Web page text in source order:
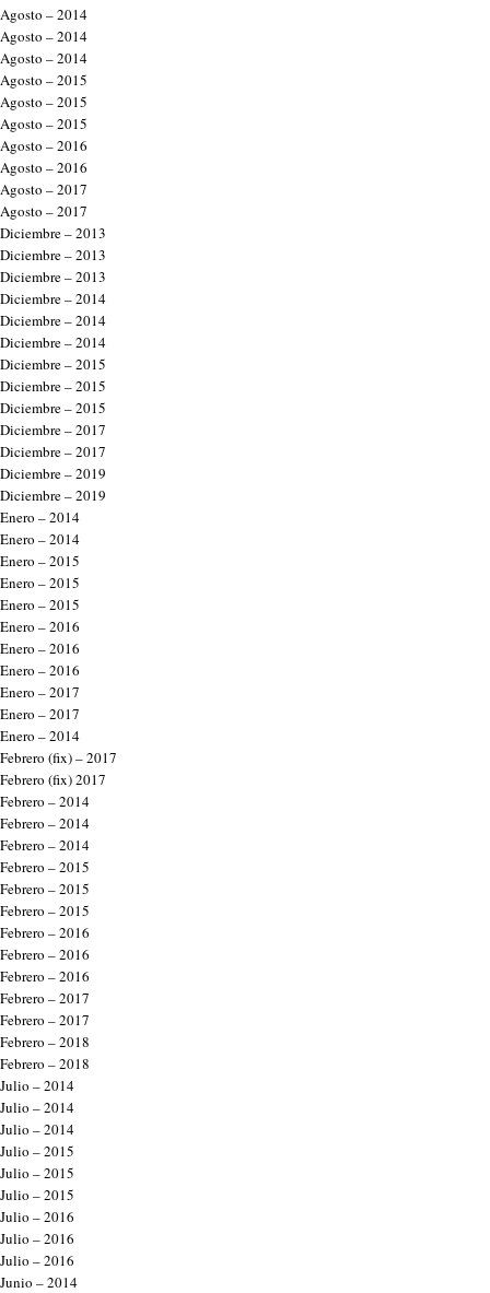
Agosto – 2014
Agosto – 2014
Agosto – 2014
Agosto – 2015
Agosto – 2015
Agosto – 2015
Agosto – 2016
Agosto – 2016
Agosto – 2017
Agosto – 2017
Diciembre – 2013
Diciembre – 2013
Diciembre – 2013
Diciembre – 2014
Diciembre – 2014
Diciembre – 2014
Diciembre – 2015
Diciembre – 2015
Diciembre – 2015
Diciembre – 2017
Diciembre – 2017
Diciembre – 2019
Diciembre – 2019
Enero – 2014
Enero – 2014
Enero – 2015
Enero – 2015
Enero – 2015
Enero – 2016
Enero – 2016
Enero – 2016
Enero – 2017
Enero – 2017
Enero – 2014
Febrero (fix) – 2017
Febrero (fix) 2017
Febrero – 2014
Febrero – 2014
Febrero – 2014
Febrero – 2015
Febrero – 2015
Febrero – 2015
Febrero – 2016
Febrero – 2016
Febrero – 2016
Febrero – 2017
Febrero – 2017
Febrero – 2018
Febrero – 2018
Julio – 2014
Julio – 2014
Julio – 2014
Julio – 2015
Julio – 2015
Julio – 2015
Julio – 2016
Julio – 2016
Julio – 2016
Junio – 2014